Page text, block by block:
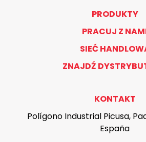
PRODUKTY
PRACUJ Z
SIEĆ
ZNAJDŹ
KONTAKT
Polígono Industrial Picusa,
España